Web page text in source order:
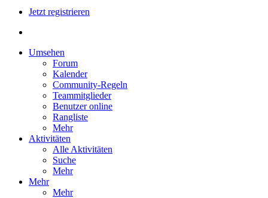
Jetzt registrieren
Umsehen
Forum
Kalender
Community-Regeln
Teammitglieder
Benutzer online
Rangliste
Mehr
Aktivitäten
Alle Aktivitäten
Suche
Mehr
Mehr
Mehr